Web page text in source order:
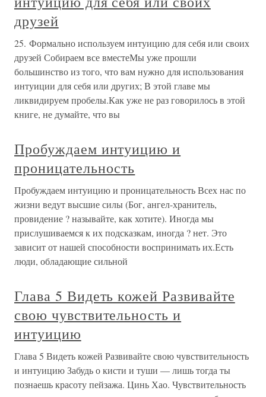
друзей
25. Формально используем интуицию для себя или своих
друзей Собираем все вместеМы уже прошли
большинство из того, что вам нужно для использования
интуиции для себя или других; В этой главе мы
ликвидируем пробелы.Как уже не раз говорилось в этой
книге, не думайте, что вы
Пробуждаем интуицию и
проницательность
Пробуждаем интуицию и проницательность Всех нас по
жизни ведут высшие силы (Бог, ангел-хранитель,
провидение ? называйте, как хотите). Иногда мы
прислушиваемся к их подсказкам, иногда ? нет. Это
зависит от нашей способности воспринимать их.Есть
люди, обладающие сильной
Глава 5 Видеть кожей Развивайте
свою чувствительность и
интуицию
Глава 5 Видеть кожей Развивайте свою чувствительность
и интуицию Забудь о кисти и туши — лишь тогда ты
познаешь красоту пейзажа. Цинь Хао. Чувствительность